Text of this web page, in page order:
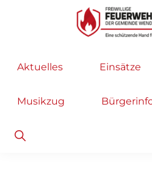
Hauptnavigation
Feuerwehr
helfen
Aktuelles Einsätze
Musikzug
Show
Search